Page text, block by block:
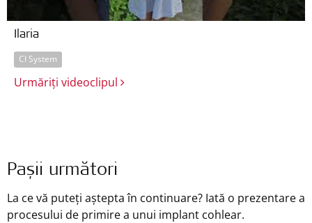
Ilaria
CI System
Urmăriți videoclipul
Pașii următori
La ce vă puteți aștepta în continuare? Iată o prezentare a
procesului de primire a unui implant cohlear.